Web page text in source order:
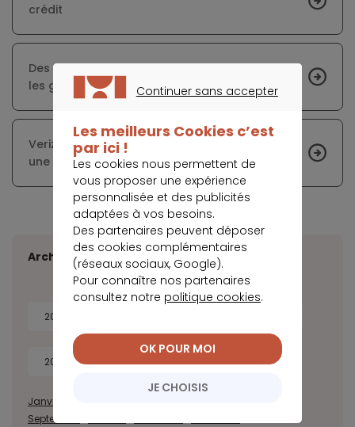
crédit
Des résultats en hausse et des amendes pour
les géants du numérique
Verizon entre dans l’univers de la finance avec
une carte de crédit
Archives
2026
2022 2021 2020
Janvier
Septembre
Continuer sans accepter
Les meilleurs Cookies c’est
par ici !
Les cookies nous permettent de
vous proposer une expérience
personnalisée et des publicités
adaptées à vos besoins.
Des partenaires peuvent déposer
des cookies complémentaires
(réseaux sociaux, Google).
Pour connaître nos partenaires
consultez notre politique cookies.
JE CHOISIS
OK POUR MOI